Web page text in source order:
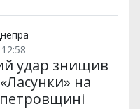
удар знищив
на